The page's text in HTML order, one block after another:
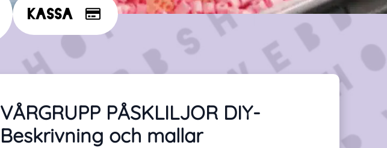
Kassa
VÅRGRUPP PÅSKLILJOR DIY-
Beskrivning och mallar